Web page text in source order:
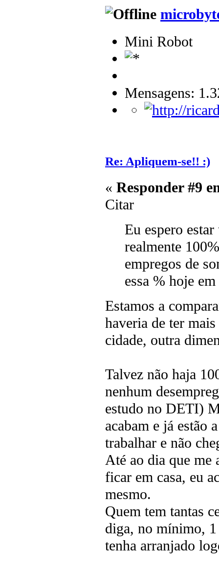
Mini Robot
Mensagens:
Re: Apliquem-se!! :)
« Responder #9
Citar
Eu espero
realmente
empregos de
essa % hoje
Estamos a
haveria de ter
cidade, outra
Talvez não haja
nenhum
estudo no DETI)
acabam e já estão
trabalhar e não
Até ao dia que me
ficar em casa, eu
mesmo.
Quem tem tantas
diga, no mínimo, 1
tenha arranjado